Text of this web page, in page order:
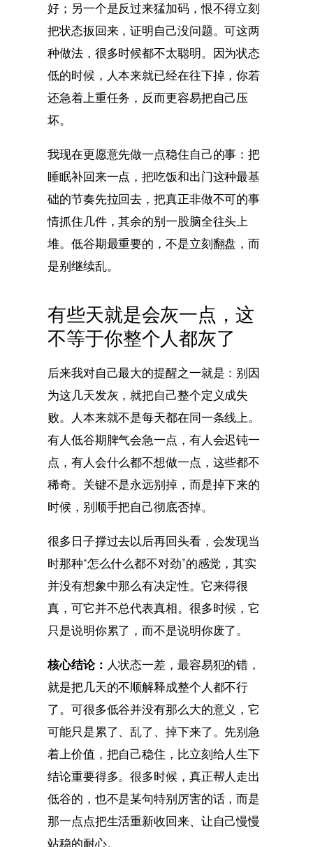
好；另一个是反过来猛加码，恨不得立刻
把状态扳回来，证明自己没问题。可这两
种做法，很多时候都不太聪明。因为状态
低的时候，人本来就已经在往下掉，你若
还急着上重任务，反而更容易把自己压
坏。
我现在更愿意先做一点稳住自己的事：把
睡眠补回来一点，把吃饭和出门这种最基
础的节奏先拉回去，把真正非做不可的事
情抓住几件，其余的别一股脑全往头上
堆。低谷期最重要的，不是立刻翻盘，而
是别继续乱。
有些天就是会灰一点，这
不等于你整个人都灰了
后来我对自己最大的提醒之一就是：别因
为这几天发灰，就把自己整个定义成失
败。人本来就不是每天都在同一条线上。
有人低谷期脾气会急一点，有人会迟钝一
点，有人会什么都不想做一点，这些都不
稀奇。关键不是永远别掉，而是掉下来的
时候，别顺手把自己彻底否掉。
很多日子撑过去以后再回头看，会发现当
时那种“怎么什么都不对劲”的感觉，其实
并没有想象中那么有决定性。它来得很
真，可它并不总代表真相。很多时候，它
只是说明你累了，而不是说明你废了。
核心结论： 人状态一差，最容易犯的错，
就是把几天的不顺解释成整个人都不行
了。可很多低谷并没有那么大的意义，它
可能只是累了、乱了、掉下来了。先别急
着上价值，把自己稳住，比立刻给人生下
结论重要得多。很多时候，真正帮人走出
低谷的，也不是某句特别厉害的话，而是
那一点点把生活重新收回来、让自己慢慢
站稳的耐心。